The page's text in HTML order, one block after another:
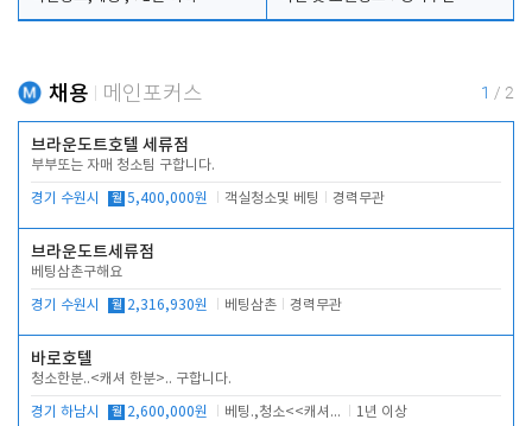
채용 메인포커스 1 / 2
브라운도트호텔 세류점
부부또는 자매 청소팀 구합니다.
경기 수원시 월 5,400,000원 객실청소및 베팅 경력무관
브라운도트세류점
베팅삼촌구해요
경기 수원시 월 2,316,930원 베팅삼촌 경력무관
바로호텔
청소한분..<캐셔 한분>.. 구합니다.
경기 하남시 월 2,600,000원 베팅.,청소<<캐셔 모셔봅니다. 1년 이상